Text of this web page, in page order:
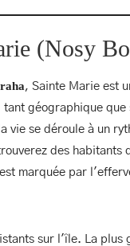
BUNGALOW
ILE AUX NATTES
(Nosy
, Sainte Marie est
géographique
vie se déroule à un
des habitants
marquée par
sur l'île. La